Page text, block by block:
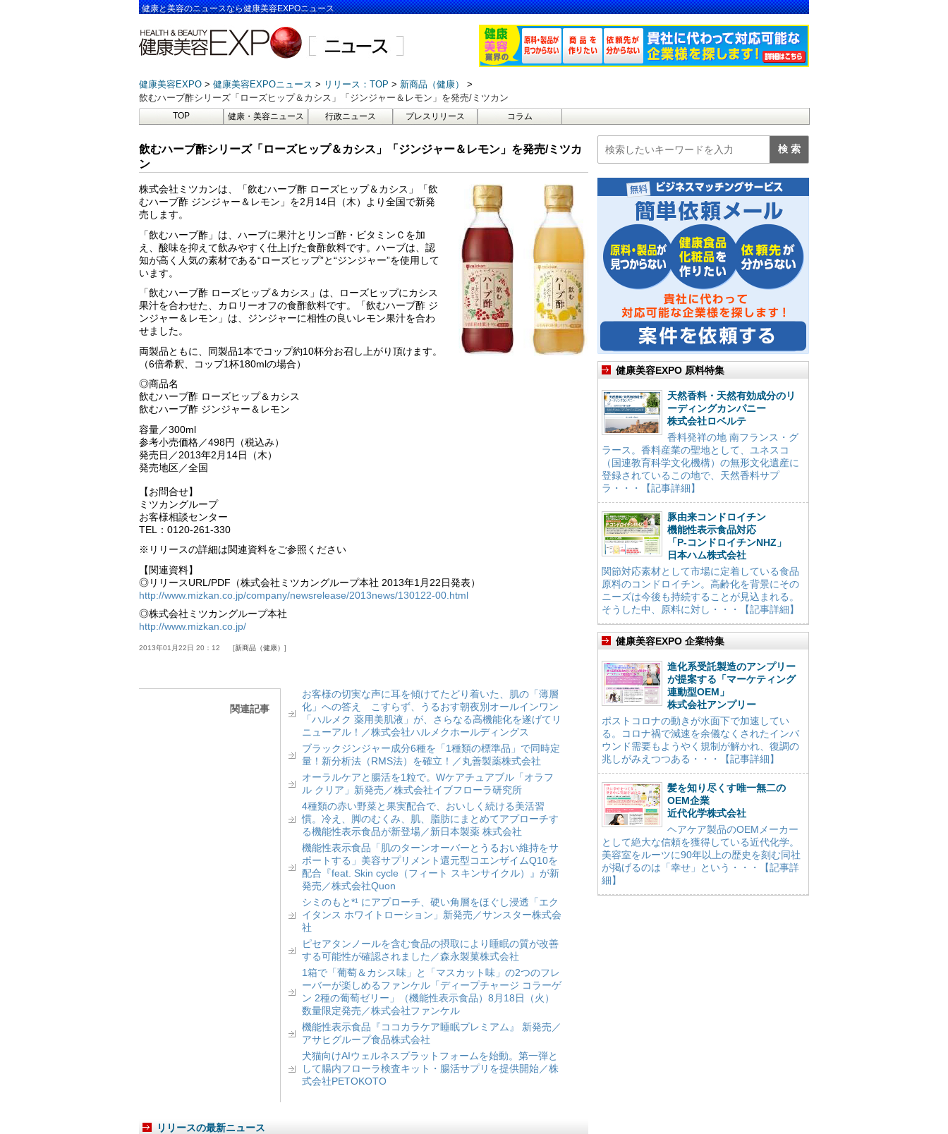
健康と美容のニュースなら健康美容EXPOニュース
健康美容EXPO 健康美容EXPOニュース リリース：TOP
新商品（健康）
飲むハーブ酢シリーズ「ローズヒップ＆カシス」「ジンジャー＆レモン」を発売/ミツカン
TOP 健康・美容ニュース 行政ニュース プレスリリース コラム
飲むハーブ酢シリーズ「ローズヒップ＆カシス」「ジンジャー＆レモン」を発売/ミツカ
ン
株式会社ミツカンは、「飲むハーブ酢 ローズヒップ＆カシス」「飲
むハーブ酢 ジンジャー＆レモン」を2月14日（木）より全国で新発
売します。
「飲むハーブ酢」は、ハーブに果汁とリンゴ酢・ビタミンＣを加
え、酸味を抑えて飲みやすく仕上げた食酢飲料です。ハーブは、認
知が高く人気の素材である“ローズヒップ”と“ジンジャー”を使用して
います。
「飲むハーブ酢 ローズヒップ＆カシス」は、ローズヒップにカシス
果汁を合わせた、カロリーオフの食酢飲料です。「飲むハーブ酢 ジ
ンジャー＆レモン」は、ジンジャーに相性の良いレモン果汁を合わ
せました。
両製品ともに、同製品1本でコップ約10杯分お召し上がり頂けます。
（6倍希釈、コップ1杯180mlの場合）
◎商品名
飲むハーブ酢 ローズヒップ＆カシス
飲むハーブ酢 ジンジャー＆レモン
容量／300ml
参考小売価格／498円（税込み）
発売日／2013年2月14日（木）
発売地区／全国
【お問合せ】
ミツカングループ
お客様相談センター
TEL：0120-261-330
※リリースの詳細は関連資料をご参照ください
【関連資料】
◎リリースURL/PDF（株式会社ミツカングループ本社 2013年1月22日発表）
http://www.mizkan.co.jp/company/newsrelease/2013news/130122-00.html
◎株式会社ミツカングループ本社
http://www.mizkan.co.jp/
2013年01月22日 20：12 新商品（健康）
関連記事
お客様の切実な声に耳を傾けてたどり着いた、肌の「薄層
化」への答え こすらず、うるおす朝夜別オールインワン
「ハルメク 薬用美肌液」が、さらなる高機能化を遂げてリ
ニューアル！／株式会社ハルメクホールディングス
ブラックジンジャー成分6種を「1種類の標準品」で同時定
量！新分析法（RMS法）を確立！／丸善製薬株式会社
オーラルケアと腸活を1粒で。Wケアチュアブル「オラフ
ル クリア」新発売／株式会社イブフローラ研究所
4種類の赤い野菜と果実配合で、おいしく続ける美活習
慣。冷え、脚のむくみ、肌、脂肪にまとめてアプローチす
る機能性表示食品が新登場／新日本製薬 株式会社
機能性表示食品「肌のターンオーバーとうるおい維持をサ
ポートする」美容サプリメント還元型コエンザイムQ10を
配合『feat. Skin cycle（フィート スキンサイクル）』が新
発売／株式会社Quon
シミのもと*¹ にアプローチ、硬い角層をほぐし浸透「エク
イタンス ホワイトローション」新発売／サンスター株式会
社
ピセアタンノールを含む食品の摂取により睡眠の質が改善
する可能性が確認されました／森永製菓株式会社
1箱で「葡萄＆カシス味」と「マスカット味」の2つのフレ
ーバーが楽しめるファンケル「ディープチャージ コラーゲ
ン 2種の葡萄ゼリー」（機能性表示食品）8月18日（火）
数量限定発売／株式会社ファンケル
機能性表示食品『ココカラケア睡眠プレミアム』 新発売／
アサヒグループ食品株式会社
犬猫向けAIウェルネスプラットフォームを始動。第一弾と
して腸内フローラ検査キット・腸活サプリを提供開始／株
式会社PETOKOTO
リリースの最新ニュース
健康美容EXPO 原料特集
天然香料・天然有効成分のリ
ーディングカンパニー
株式会社ロベルテ
香料発祥の地 南フランス・グ
ラース。香料産業の聖地として、ユネスコ
（国連教育科学文化機構）の無形文化遺産に
登録されているこの地で、天然香料サプ
ラ・・・【記事詳細】
豚由来コンドロイチン
機能性表示食品対応
「P-コンドロイチンNHZ」
日本ハム株式会社
関節対応素材として市場に定着している食品
原料のコンドロイチン。高齢化を背景にその
ニーズは今後も持続することが見込まれる。
そうした中、原料に対し・・・【記事詳細】
健康美容EXPO 企業特集
進化系受託製造のアンプリー
が提案する「マーケティング
連動型OEM」
株式会社アンプリー
ポストコロナの動きが水面下で加速してい
る。コロナ禍で減速を余儀なくされたインバ
ウンド需要もようやく規制が解かれ、復調の
兆しがみえつつある・・・【記事詳細】
髪を知り尽くす唯一無二の
OEM企業
近代化学株式会社
ヘアケア製品のOEMメーカー
として絶大な信頼を獲得している近代化学。
美容室をルーツに90年以上の歴史を刻む同社
が掲げるのは「幸せ」という・・・【記事詳
細】